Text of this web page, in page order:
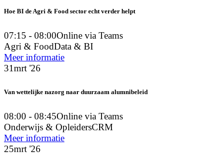
Hoe BI de Agri & Food sector echt verder helpt
07:15 - 08:00Online via Teams
Agri & FoodData & BI
Meer informatie
31mrt '26
Van wettelijke nazorg naar duurzaam alumnibeleid
08:00 - 08:45Online via Teams
Onderwijs & OpleidersCRM
Meer informatie
25mrt '26